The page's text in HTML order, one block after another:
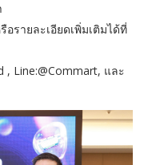
รายละเอียดเพิ่มเติมได้ที่
Line:@Commart, และ